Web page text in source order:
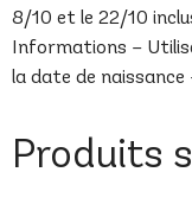
8/10 et le 22/10
Informations –
la date de naissance
Produits